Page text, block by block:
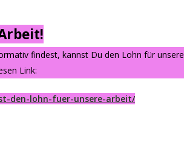
findest, kannst Du den Lohn für unsere
Link:
den-lohn-fuer-unsere-arbeit/